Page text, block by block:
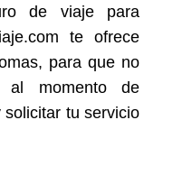
de viaje para
te ofrece
para que no
al momento de
tu servicio